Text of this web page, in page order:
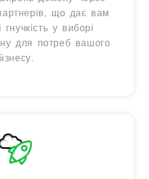
що дає вам
гнучкість у виборі
для потреб вашого